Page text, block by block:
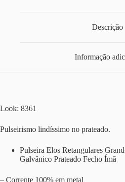
Descrição
Informação
Look: 8361
Pulseirismo lindíssimo no prateado.
Pulseira Elos Retangulares
Galvânico Prateado Fecho Ímã
– Corrente 100% em metal